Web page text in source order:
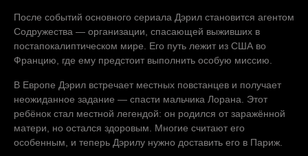
После событий основного сериала Дэрил становится агентом
Содружества — организации, спасающей выживших в
постапокалиптическом мире. Его путь лежит из США во
Францию, где ему предстоит выполнить особую миссию.
В Европе Дэрил встречает местных повстанцев и получает
неожиданное задание — спасти мальчика Лорана. Этот
ребёнок стал местной легендой: он родился от заражённой
матери, но остался здоровым. Многие считают его
особенным, и теперь Дэрилу нужно доставить его в Париж.